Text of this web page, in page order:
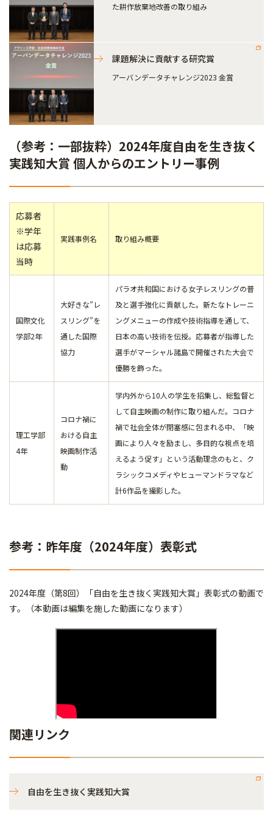
た耕作放棄地改善の取り組み
課題解決に貢献する研究賞
アーバンデータチャレンジ2023 金賞
（参考：一部抜粋）2024年度自由を生き抜く
実践知大賞 個人からのエントリー事例
応募者
※学年
は応募
当時
実践事例名 取り組み概要
国際文化
学部2年
大好きな”レ
スリング”を
通した国際
協力
パラオ共和国における女子レスリングの普
及と選手強化に貢献した。新たなトレーニ
ングメニューの作成や技術指導を通して、
日本の高い技術を伝授。応募者が指導した
選手がマーシャル諸島で開催された大会で
優勝を飾った。
理工学部
4年
コロナ禍に
おける自主
映画制作活
動
学内外から10人の学生を招集し、総監督と
して自主映画の制作に取り組んだ。コロナ
禍で社会全体が閉塞感に包まれる中、「映
画により人々を励まし、多目的な視点を培
えるよう促す」という活動理念のもと、ク
ラシックコメディやヒューマンドラマなど
計6作品を撮影した。
参考：昨年度（2024年度）表彰式
2024年度（第8回）「自由を生き抜く実践知大賞」表彰式の動画で
す。（本動画は編集を施した動画になります）
関連リンク
自由を生き抜く実践知大賞